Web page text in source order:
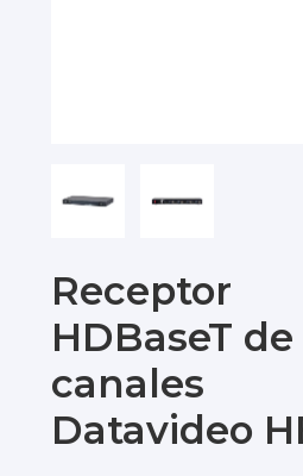
Receptor
HDBaseT
canales
Datavideo